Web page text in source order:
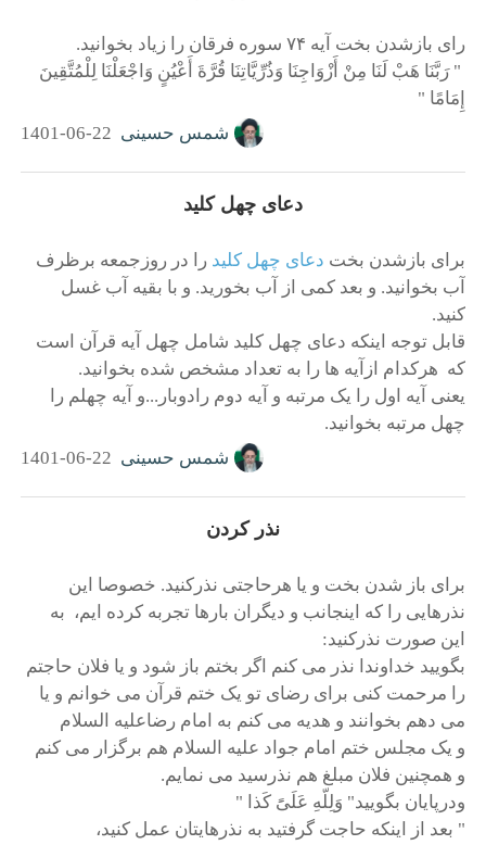
راى بازشدن بخت آيه ۷۴ سوره فرقان را زياد بخوانيد.
َ " رَبَّنَا هَبْ لَنَا مِنْ أَزْوَاجِنَا وَذُرِّيَّاتِنَا قُرَّةَ أَعْيُنٍ وَاجْعَلْنَا لِلْمُتَّقِينَ
إِمَامًا "
شمس حسینی 1401-06-22
دعای چهل کلید
برای بازشدن بخت دعای چهل کلید را در روزجمعه برظرف
آب بخوانید. و بعد کمی از آب بخورید. و با بقیه آب غسل
کنید.
قابل توجه اینکه دعای چهل کلید شامل چهل آیه قرآن است
که هرکدام ازآیه ها را به تعداد مشخص شده بخوانید.
یعنی آیه اول را یک مرتبه و آیه دوم رادوبار...و آیه چهلم را
چهل مرتبه بخوانید.
شمس حسینی 1401-06-22
نذر کردن
برای باز شدن بخت و یا هرحاجتی نذرکنید. خصوصا این
نذرهایی را که اینجانب و دیگران بارها تجربه کرده ایم، به
این صورت نذرکنید:
بگویید خداوندا نذر می کنم اگر بختم باز شود و یا فلان حاجتم
را مرحمت کنی برای رضای تو یک ختم قرآن می خوانم و یا
می دهم بخوانند و هدیه می کنم به امام رضاعلیه السلام
و یک مجلس ختم امام جواد علیه السلام هم برگزار می کنم
و همچنین فلان مبلغ هم نذرسید می نمایم.
ودرپایان بگویید" وَلِلّهِ عَلَیًَ کَذا "
" بعد از اینکه حاجت گرفتید به نذرهایتان عمل کنید،